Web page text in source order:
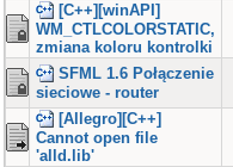
[C++][winAPI]
WM_CTLCOLORSTATIC,
zmiana koloru kontrolki
SFML 1.6 Połączenie
sieciowe - router
[Allegro][C++]
Cannot open file
'alld.lib'